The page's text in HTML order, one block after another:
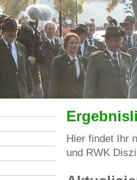
Hier findet Ihr
und RWK